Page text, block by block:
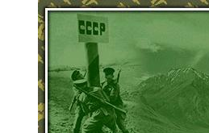
content